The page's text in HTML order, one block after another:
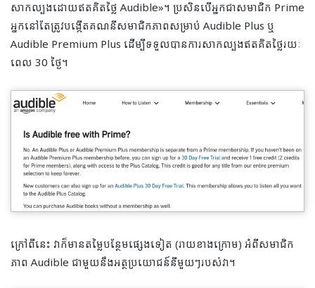
សាកល្បង​ដោយ​ឥត​គិត​ថ្លៃ Audible»។ ប្រសិនបើអ្នកជាសមាជិក Prime
អ្នកនៅតែត្រូវបង្កើតគណនីសមាជិកភាពសម្រាប់ Audible Plus ឬ
Audible Premium Plus ដើម្បីទទួលបានការសាកល្បងឥតគិតថ្លៃរយៈ
ពេល 30 ថ្ងៃ។
ក្រៅពីនេះ វាក៏មានតម្លៃបន្ថែមផ្សេងទៀត (រាយខាងក្រោម) អំពីសមាជិក
ភាព Audible ជាមួយនឹងអត្ថប្រយោជន៍នីមួយៗរបស់វា។